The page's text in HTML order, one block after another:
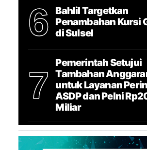
6
Bahlil Targetkan
Penambahan Kursi
di Sulsel
7
Pemerintah Setujui
Tambahan
untuk Layanan
ASDP dan Pelni
Miliar